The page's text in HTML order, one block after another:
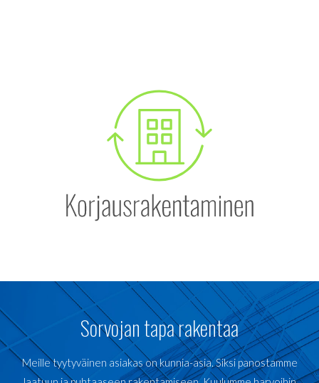
Sorvojan tapa rakentaa
Meille tyytyväinen asiakas on kunnia-asia. Siksi panostamme